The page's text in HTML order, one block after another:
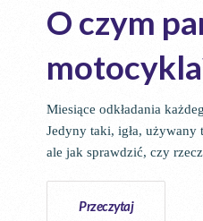
O czym
Miesiące odkładania
Jedyny taki, igła,
ale jak sprawdzić, czy
Przeczytaj